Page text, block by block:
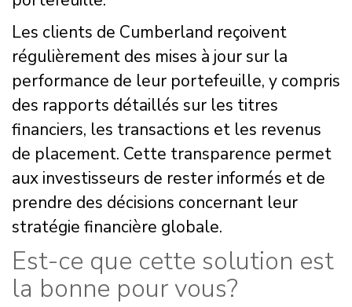
Les clients de Cumberland reçoivent
régulièrement des mises à jour sur la
performance de leur portefeuille, y compris
des rapports détaillés sur les titres
financiers, les transactions et les revenus
de placement. Cette transparence permet
aux investisseurs de rester informés et de
prendre des décisions concernant leur
stratégie financière globale.
Est-ce que cette solution est
la bonne pour vous?